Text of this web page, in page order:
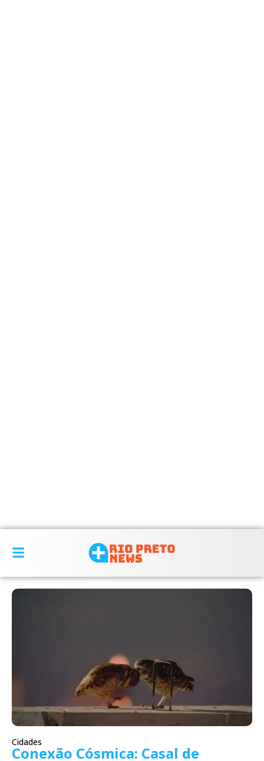
Cidades
Conexão Cósmica: Casal de